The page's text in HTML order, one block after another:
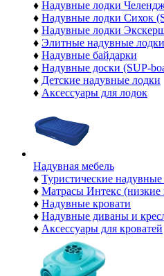
♦ Надувные лодки
♦ Надувные лодки Сихок
♦ Надувные лодки
♦ Элитные надувные
♦ Надувные байдарки
♦ Надувные доски (SUP-
♦ Детские надувные лодки
♦ Аксессуары для лодок
Надувная мебель
♦ Туристические
♦ Матрасы Интекс (низкие
♦ Надувные кровати
♦ Надувные диваны и
♦ Аксессуары для кроватей